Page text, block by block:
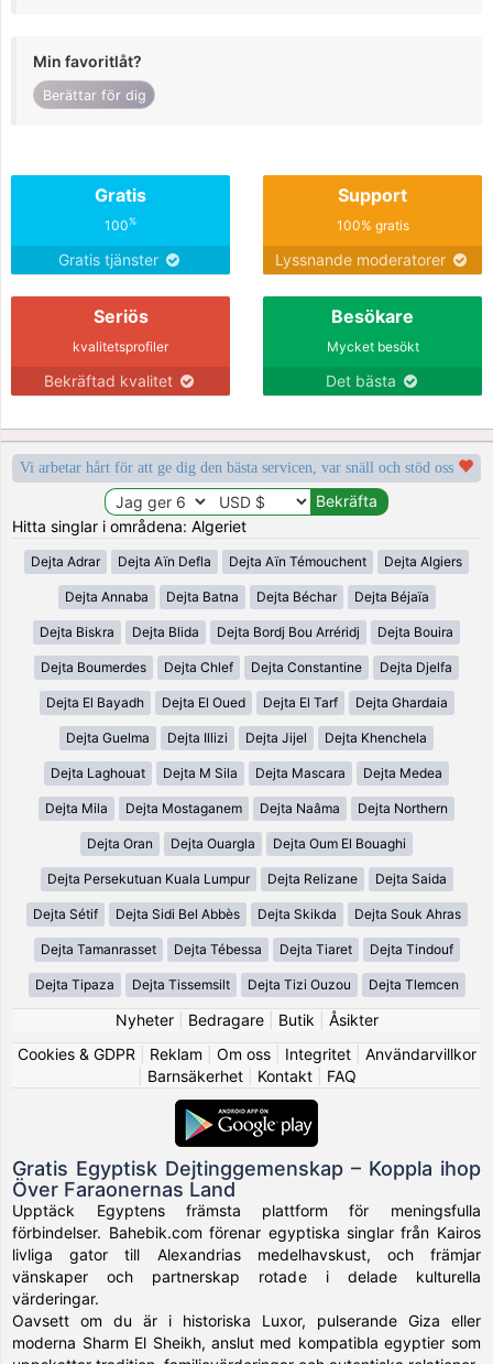
Min favoritlåt?
Berättar för dig
Gratis
100%
Gratis tjänster
Support
100% gratis
Lyssnande moderatorer
Seriös
kvalitetsprofiler
Bekräftad kvalitet
Besökare
Mycket besökt
Det bästa
Vi arbetar hårt för att ge dig den bästa servicen, var snäll och stöd oss
Hitta singlar i områdena: Algeriet
Dejta Adrar Dejta Aïn Defla Dejta Aïn Témouchent Dejta Algiers
Dejta Annaba Dejta Batna Dejta Béchar Dejta Béjaïa
Dejta Biskra Dejta Blida Dejta Bordj Bou Arréridj Dejta Bouira
Dejta Boumerdes Dejta Chlef Dejta Constantine Dejta Djelfa
Dejta El Bayadh Dejta El Oued Dejta El Tarf Dejta Ghardaia
Dejta Guelma Dejta Illizi Dejta Jijel Dejta Khenchela
Dejta Laghouat Dejta M Sila Dejta Mascara Dejta Medea
Dejta Mila Dejta Mostaganem Dejta Naâma Dejta Northern
Dejta Oran Dejta Ouargla Dejta Oum El Bouaghi
Dejta Persekutuan Kuala Lumpur Dejta Relizane Dejta Saida
Dejta Sétif Dejta Sidi Bel Abbès Dejta Skikda Dejta Souk Ahras
Dejta Tamanrasset Dejta Tébessa Dejta Tiaret Dejta Tindouf
Dejta Tipaza Dejta Tissemsilt Dejta Tizi Ouzou Dejta Tlemcen
Nyheter| Bedragare| Butik
Åsikter
Cookies & GDPR
Reklam Om oss| Integritet| Användarvillkor
Barnsäkerhet| Kontakt| FAQ
Gratis Egyptisk Dejtinggemenskap – Koppla ihop
Över Faraonernas Land
Upptäck Egyptens främsta plattform för meningsfulla
förbindelser. Bahebik.com förenar egyptiska singlar från Kairos
livliga gator till Alexandrias medelhavskust, och främjar
vänskaper och partnerskap rotade i delade kulturella
värderingar.
Oavsett om du är i historiska Luxor, pulserande Giza eller
moderna Sharm El Sheikh, anslut med kompatibla egyptier som